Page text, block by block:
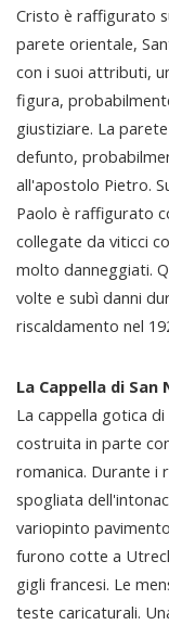
Cristo è raffigurato
parete orientale,
con i suoi attributi,
figura,
giustiziare. La
defunto,
all'apostolo Pietro.
Paolo è raffigurato
collegate da viticci
molto danneggiati.
volte e subì danni
riscaldamento nel
La Cappella di San
La cappella gotica di
costruita in parte
romanica. Durante i
spogliata
variopinto
furono cotte a
gigli francesi. Le
teste caricaturali.